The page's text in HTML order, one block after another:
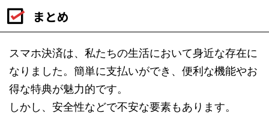
まとめ
スマホ決済は、私たちの生活において身近な存在に
なりました。簡単に支払いができ、便利な機能やお
得な特典が魅力的です。
しかし、安全性などで不安な要素もあります。